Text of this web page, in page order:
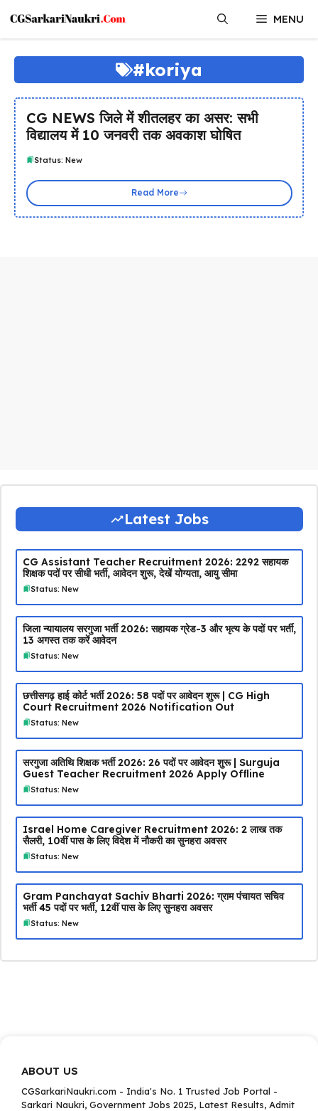
content
MENU
#koriya
CG NEWS जिले में शीतलहर का असर: सभी
विद्यालय में 10 जनवरी तक अवकाश घोषित
Status: New
Read More
Latest Jobs
CG Assistant Teacher Recruitment 2026: 2292 सहायक
शिक्षक पदों पर सीधी भर्ती, आवेदन शुरू, देखें योग्यता, आयु सीमा
Status: New
जिला न्यायालय सरगुजा भर्ती 2026: सहायक ग्रेड-3 और भृत्य के पदों पर भर्ती,
13 अगस्त तक करें आवेदन
Status: New
छत्तीसगढ़ हाई कोर्ट भर्ती 2026: 58 पदों पर आवेदन शुरू | CG High
Court Recruitment 2026 Notification Out
Status: New
सरगुजा अतिथि शिक्षक भर्ती 2026: 26 पदों पर आवेदन शुरू | Surguja
Guest Teacher Recruitment 2026 Apply Offline
Status: New
Israel Home Caregiver Recruitment 2026: ₹2 लाख तक
सैलरी, 10वीं पास के लिए विदेश में नौकरी का सुनहरा अवसर
Status: New
Gram Panchayat Sachiv Bharti 2026: ग्राम पंचायत सचिव
भर्ती 45 पदों पर भर्ती, 12वीं पास के लिए सुनहरा अवसर
Status: New
ABOUT US
CGSarkariNaukri.com - India's No. 1 Trusted Job Portal -
Sarkari Naukri, Government Jobs 2025, Latest Results, Admit